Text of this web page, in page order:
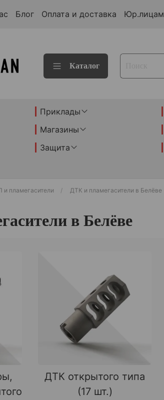
Блог Оплата и доставка Юр.лицам
Каталог
Приклады
Магазины
Защита
и пламегасители ДТК и пламегасители в Белёве
в Белёве
ДТК открытого типа
(17 шт.)